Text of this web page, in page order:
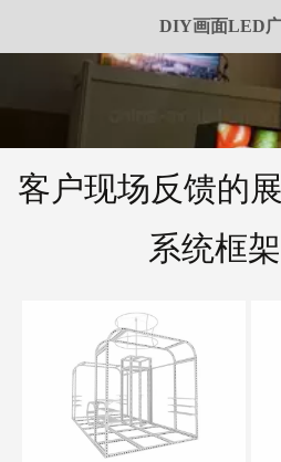
DIY画面LED
LMD 大快速锁
客户现场反馈的
系统框